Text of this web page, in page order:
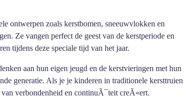
ontwerpen zoals kerstbomen, sneeuwvlokken en
Ze vangen perfect de geest van de kerstperiode en
tijdens deze speciale tijd van het jaar.
aan hun eigen jeugd en de kerstvieringen met hun
generatie. Als je je kinderen in traditionele kersttruien
verbondenheid en continuÃ¯teit creÃ«ert.